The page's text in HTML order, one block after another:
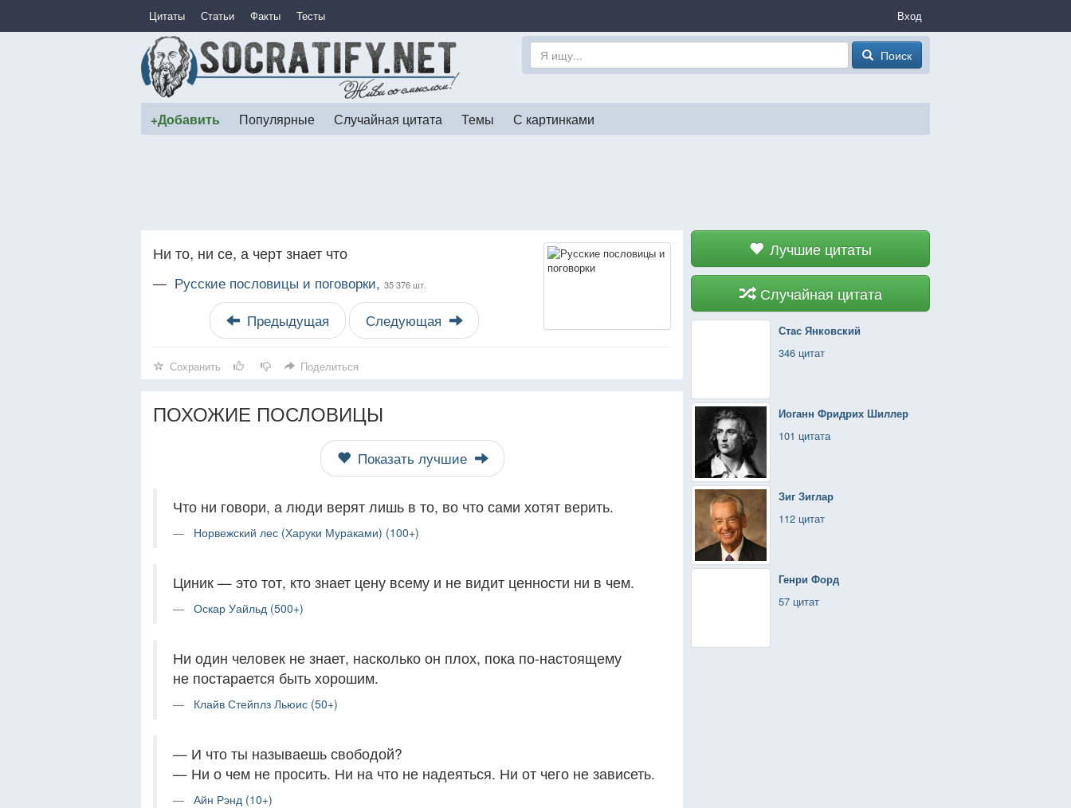
Цитаты Статьи Факты Тесты Вход
Поиск
+Добавить Популярные Случайная цитата Темы С картинками
Лучшие цитаты
Случайная цитата
Стас Янковский
346 цитат
Иоганн Фридрих Шиллер
101 цитата
Зиг Зиглар
112 цитат
Генри Форд
57 цитат
Ни то, ни се, а черт знает что
— Русские пословицы и поговорки, 35 376 шт.
Предыдущая Следующая
Сохранить Поделиться
ПОХОЖИЕ ПОСЛОВИЦЫ
Показать лучшие
Что ни говори, а люди верят лишь в то, во что сами хотят верить.
Норвежский лес (Харуки Мураками) (100+)
Циник — это тот, кто знает цену всему и не видит ценности ни в чем.
Оскар Уайльд (500+)
Ни один человек не знает, насколько он плох, пока по-настоящему
не постарается быть хорошим.
Клайв Стейплз Льюис (50+)
— И что ты называешь свободой?
— Ни о чем не просить. Ни на что не надеяться. Ни от чего не зависеть.
Айн Рэнд (10+)